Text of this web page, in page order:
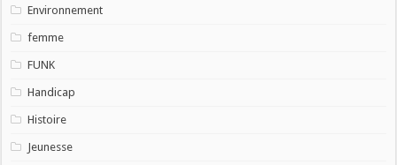
Environnement
femme
FUNK
Handicap
Histoire
Jeunesse